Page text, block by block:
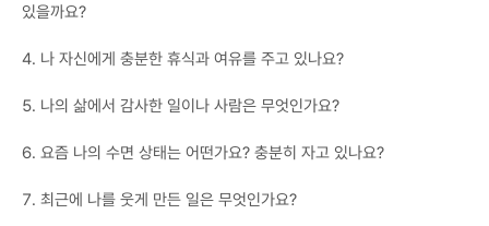
있을까요?
4. 나 자신에게 충분한 휴식과 여유를 주고 있나요?
5. 나의 삶에서 감사한 일이나 사람은 무엇인가요?
6. 요즘 나의 수면 상태는 어떤가요? 충분히 자고 있나요?
7. 최근에 나를 웃게 만든 일은 무엇인가요?